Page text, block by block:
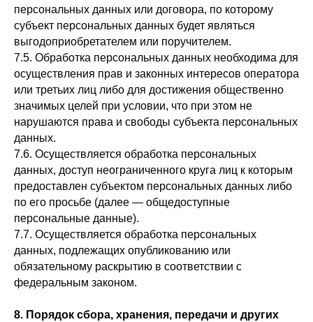
персональных данных или договора, по которому
субъект персональных данных будет являться
выгодоприобретателем или поручителем.
7.5. Обработка персональных данных необходима для
осуществления прав и законных интересов оператора
или третьих лиц либо для достижения общественно
значимых целей при условии, что при этом не
нарушаются права и свободы субъекта персональных
данных.
7.6. Осуществляется обработка персональных
данных, доступ неограниченного круга лиц к которым
предоставлен субъектом персональных данных либо
по его просьбе (далее — общедоступные
персональные данные).
7.7. Осуществляется обработка персональных
данных, подлежащих опубликованию или
обязательному раскрытию в соответствии с
федеральным законом.
8. Порядок сбора, хранения, передачи и других